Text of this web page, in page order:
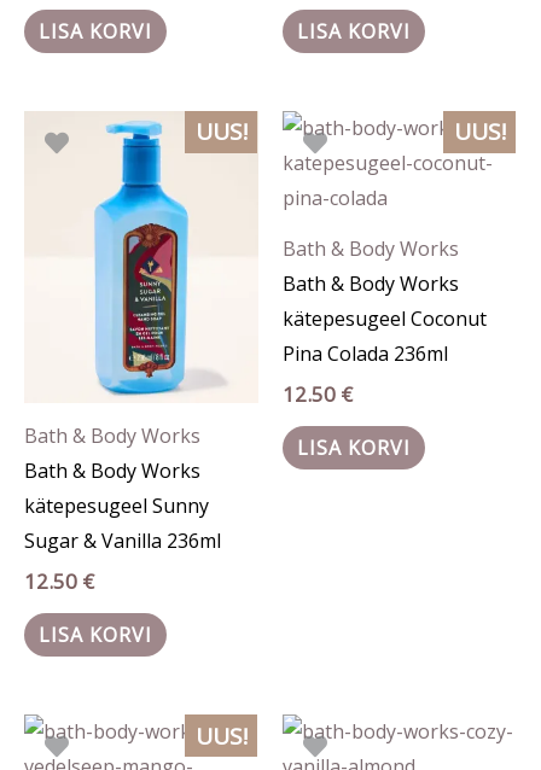
LISA KORVI LISA KORVI
UUS!
Bath & Body Works
Bath & Body Works
kätepesugeel Sunny
Sugar & Vanilla 236ml
12.50 €
LISA KORVI
UUS!
Bath & Body Works
Bath & Body Works
kätepesugeel Coconut
Pina Colada 236ml
12.50 €
LISA KORVI
UUS!